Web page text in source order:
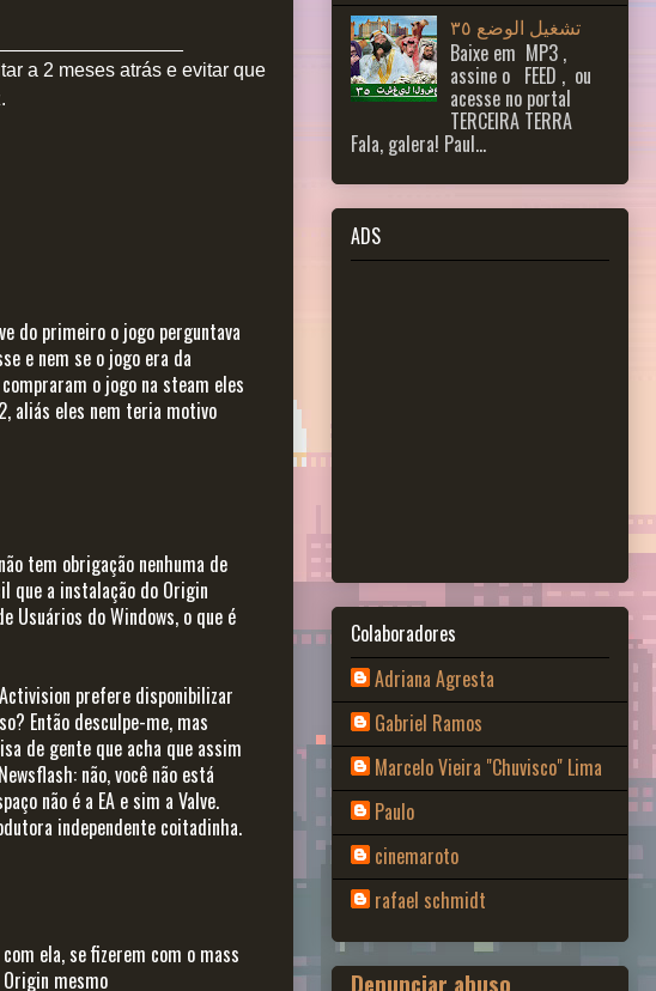
a 2 meses atrás e evitar que
do primeiro o jogo perguntava
e nem se o jogo era da
o jogo na steam eles
aliás eles nem teria motivo
tem obrigação nenhuma de
que a instalação do Origin
Usuários do Windows, o que é
prefere disponibilizar
Então desculpe-me, mas
de gente que acha que assim
não, você não está
não é a EA e sim a Valve.
independente coitadinha.
ela, se fizerem com o mass
mesmo
تشغيل الوضع ٣٥
Baixe em MP3 ,
assine o FEED , ou
acesse no portal
TERCEIRA TERRA
Fala, galera! Paul...
ADS
Colaboradores
Adriana Agresta
Gabriel Ramos
Marcelo Vieira "Chuvisco" Lima
Paulo
cinemaroto
rafael schmidt
Denunciar abuso